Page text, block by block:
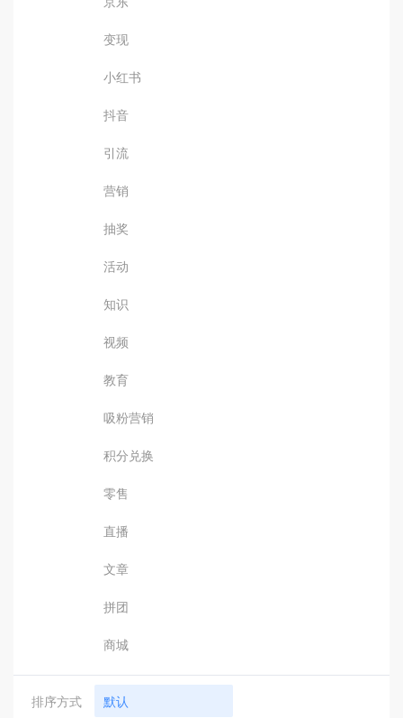
变现
小红书
抖音
引流
营销
抽奖
活动
知识
视频
教育
吸粉营销
积分兑换
零售
直播
文章
拼团
商城
排序方式 默认